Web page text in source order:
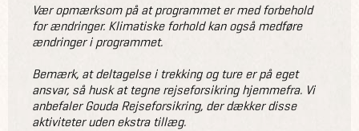
Vær opmærksom på at programmet er med forbehold
for ændringer. Klimatiske forhold kan også medføre
ændringer i programmet.
Bemærk, at deltagelse i trekking og ture er på eget
ansvar, så husk at tegne rejseforsikring hjemmefra. Vi
anbefaler Gouda Rejseforsikring, der dækker disse
aktiviteter uden ekstra tillæg.